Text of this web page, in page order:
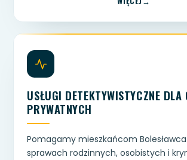
USŁUGI DETEKTYWISTYCZNE DLA
PRYWATNYCH
Pomagamy mieszkańcom
sprawach rodzinnych, osobistych i